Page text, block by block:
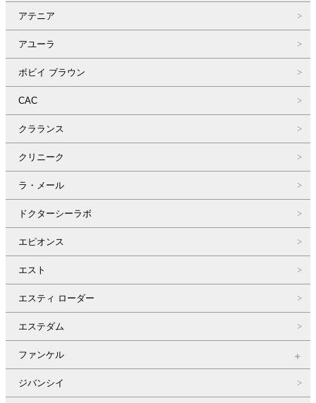
アテニア
アユーラ
ボビイ ブラウン
CAC
クラランス
クリニーク
ラ・メール
ドクターシーラボ
エピオンス
エスト
エスティ ローダー
エステダム
ファンケル
ジバンシイ